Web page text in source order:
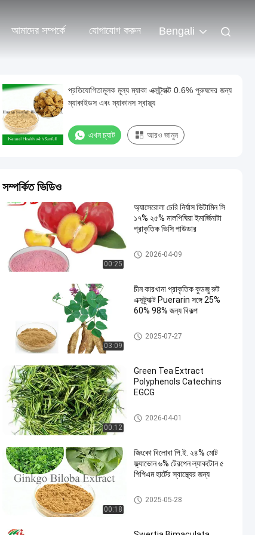
আমাদের সম্পর্কে যোগাযোগ করুন Bengali
প্রতিযোগিতামূলক মূল্য ম্যাকা এক্সট্র্যাক্ট 0.6% পুরুষদের জন্য
ম্যাকাইডস এবং ম্যাকানস স্বাস্থ্য
এখন চ্যাট আরও জানুন
সম্পর্কিত ভিডিও
00:25
অ্যাসেরোলা চেরি নির্যাস ভিটামিন সি
১৭% ২৫% মালপিঘিয়া ইমার্জিনাটা
প্রাকৃতিক ভিসি পাউডার
ভেজিটেবল ফ্রুট পাউডার
2026-04-09
03:09
চীন কারখানা প্রাকৃতিক কুডজু রুট
এক্সট্র্যাক্ট Puerarin সঙ্গে 25%
60% 98% জন্য বিকল্প
সক্রিয় ফার্মাসিউটিক্যাল উপাদান
2025-07-27
00:12
Green Tea Extract
Polyphenols Catechins
EGCG
ভেষজ উদ্ভিদ নির্যাস
2026-04-01
00:18
জিংকো বিলোবা পি.ই. ২৪% মোট
ফ্ল্যাভোন ৬% টেরপেন ল্যাকটোন ৫
পিপিএম হার্টের স্বাস্থ্যের জন্য
ভেষজ উদ্ভিদ নির্যাস
2025-05-28